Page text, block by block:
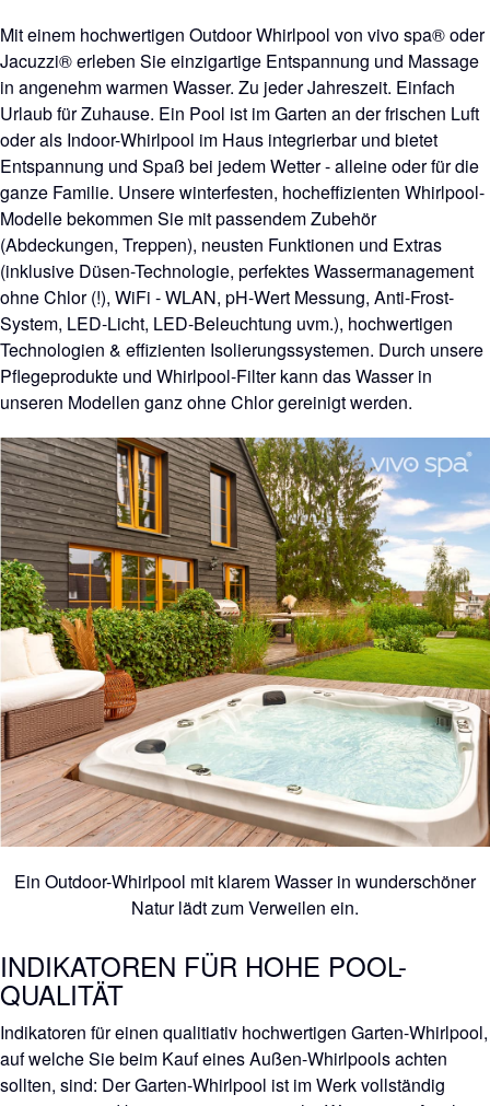
Mit einem hochwertigen Outdoor Whirlpool von vivo spa® oder
Jacuzzi® erleben Sie einzigartige Entspannung und Massage
in angenehm warmen Wasser. Zu jeder Jahreszeit. Einfach
Urlaub für Zuhause. Ein Pool ist im Garten an der frischen Luft
oder als Indoor-Whirlpool im Haus integrierbar und bietet
Entspannung und Spaß bei jedem Wetter - alleine oder für die
ganze Familie. Unsere winterfesten, hocheffizienten Whirlpool-
Modelle bekommen Sie mit passendem Zubehör
(Abdeckungen, Treppen), neusten Funktionen und Extras
(inklusive Düsen-Technologie, perfektes Wassermanagement
ohne Chlor (!), WiFi - WLAN, pH-Wert Messung, Anti-Frost-
System, LED-Licht, LED-Beleuchtung uvm.), hochwertigen
Technologien & effizienten Isolierungssystemen. Durch unsere
Pflegeprodukte und Whirlpool-Filter kann das Wasser in
unseren Modellen ganz ohne Chlor gereinigt werden.
Ein Outdoor-Whirlpool mit klarem Wasser in wunderschöner
Natur lädt zum Verweilen ein.
INDIKATOREN FÜR HOHE POOL-
QUALITÄT
Indikatoren für einen qualitiativ hochwertigen Garten-Whirlpool,
auf welche Sie beim Kauf eines Außen-Whirlpools achten
sollten, sind: Der Garten-Whirlpool ist im Werk vollständig